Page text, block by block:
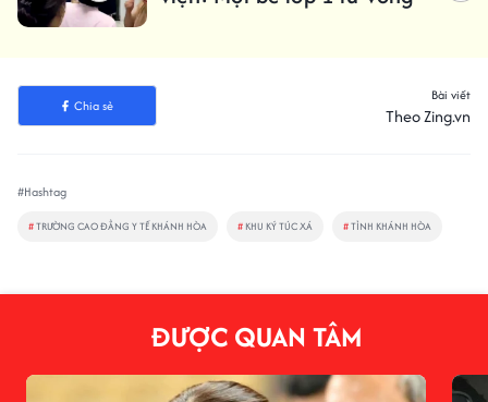
Chia sẻ
Bài viết
Theo Zing.vn
#Hashtag
#TRƯỜNG CAO ĐẲNG Y TẾ KHÁNH HÒA # KHU KÝ TÚC XÁ #TỈNH KHÁNH HÒA
ĐƯỢC QUAN TÂM